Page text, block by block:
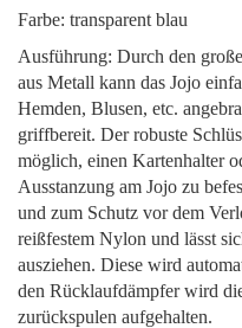
Farbe: transparent blau
Ausführung: Durch den
aus Metall kann das Jojo
Hemden, Blusen, etc.
griffbereit. Der robuste
möglich, einen Kartenhalter
Ausstanzung am Jojo zu
und zum Schutz vor dem
reißfestem Nylon und lässt
ausziehen. Diese wird
den Rücklaufdämpfer wird
zurückspulen aufgehalten.